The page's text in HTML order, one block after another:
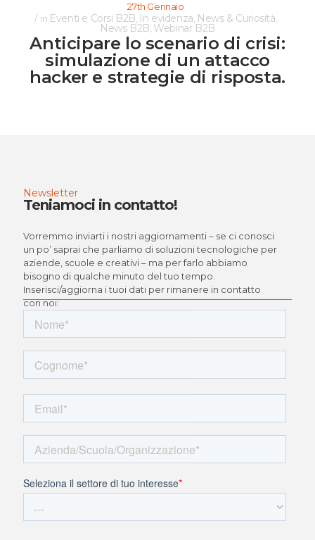
27th Gennaio
in Eventi e Corsi B2B In evidenza News & Curiosità
News B2B Webinar B2B
Anticipare lo scenario di crisi:
simulazione di un attacco
hacker e strategie di risposta.
Newsletter
Teniamoci in contatto!
Vorremmo inviarti i nostri aggiornamenti – se ci conosci
un po’ saprai che parliamo di soluzioni tecnologiche per
aziende, scuole e creativi – ma per farlo abbiamo
bisogno di qualche minuto del tuo tempo.
Inserisci/aggiorna i tuoi dati per rimanere in contatto
con noi: